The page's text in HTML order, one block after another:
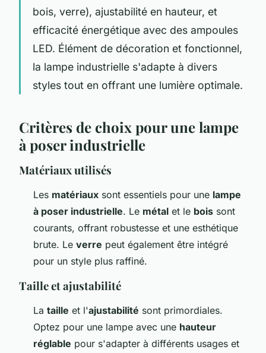
bois, verre), ajustabilité en hauteur, et
efficacité énergétique avec des ampoules
LED. Élément de décoration et fonctionnel,
la lampe industrielle s'adapte à divers
styles tout en offrant une lumière optimale.
Critères de choix pour une lampe
à poser industrielle
Matériaux utilisés
Les matériaux sont essentiels pour une lampe
à poser industrielle. Le métal et le bois sont
courants, offrant robustesse et une esthétique
brute. Le verre peut également être intégré
pour un style plus raffiné.
Taille et ajustabilité
La taille et l'ajustabilité sont primordiales.
Optez pour une lampe avec une hauteur
réglable pour s'adapter à différents usages et